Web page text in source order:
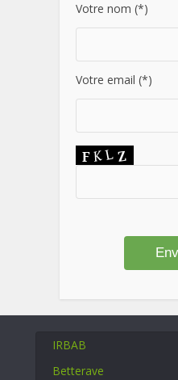
Votre nom (*)
Votre email (*)
IRBAB
Betterave